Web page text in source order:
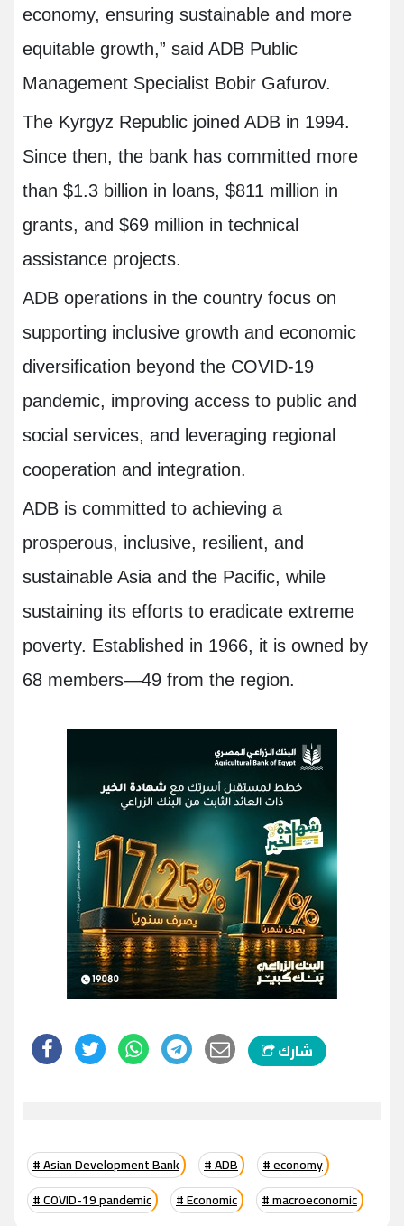
economy, ensuring sustainable and more
equitable growth,” said ADB Public
Management Specialist Bobir Gafurov.
The Kyrgyz Republic joined ADB in 1994.
Since then, the bank has committed more
than $1.3 billion in loans, $811 million in
grants, and $69 million in technical
assistance projects.
ADB operations in the country focus on
supporting inclusive growth and economic
diversification beyond the COVID-19
pandemic, improving access to public and
social services, and leveraging regional
cooperation and integration.
ADB is committed to achieving a
prosperous, inclusive, resilient, and
sustainable Asia and the Pacific, while
sustaining its efforts to eradicate extreme
poverty. Established in 1966, it is owned by
68 members—49 from the region.
شارك
# Asian Development Bank # ADB
# economy
# COVID-19 pandemic
# Economic # macroeconomic